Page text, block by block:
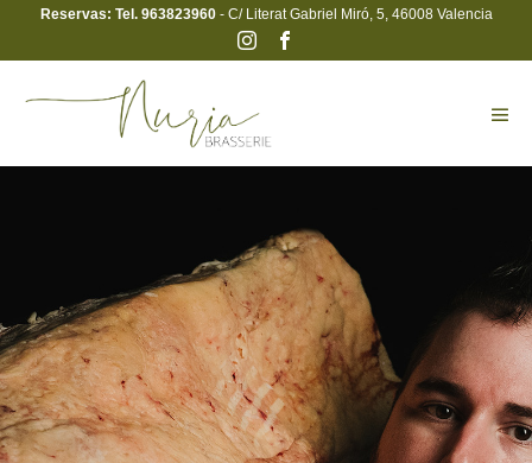
Reservas: Tel. 963823960- C/ Literat Gabriel Miró, 5, 46008 Valencia